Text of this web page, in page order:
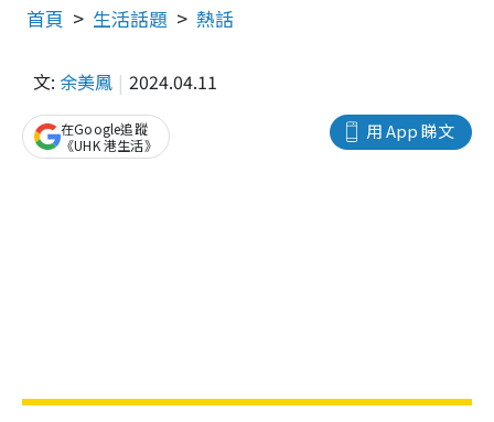
首頁 生活話題 熱話
文: 余美鳳 2024.04.11
用 App 睇文
在Google追蹤
《UHK 港生活》